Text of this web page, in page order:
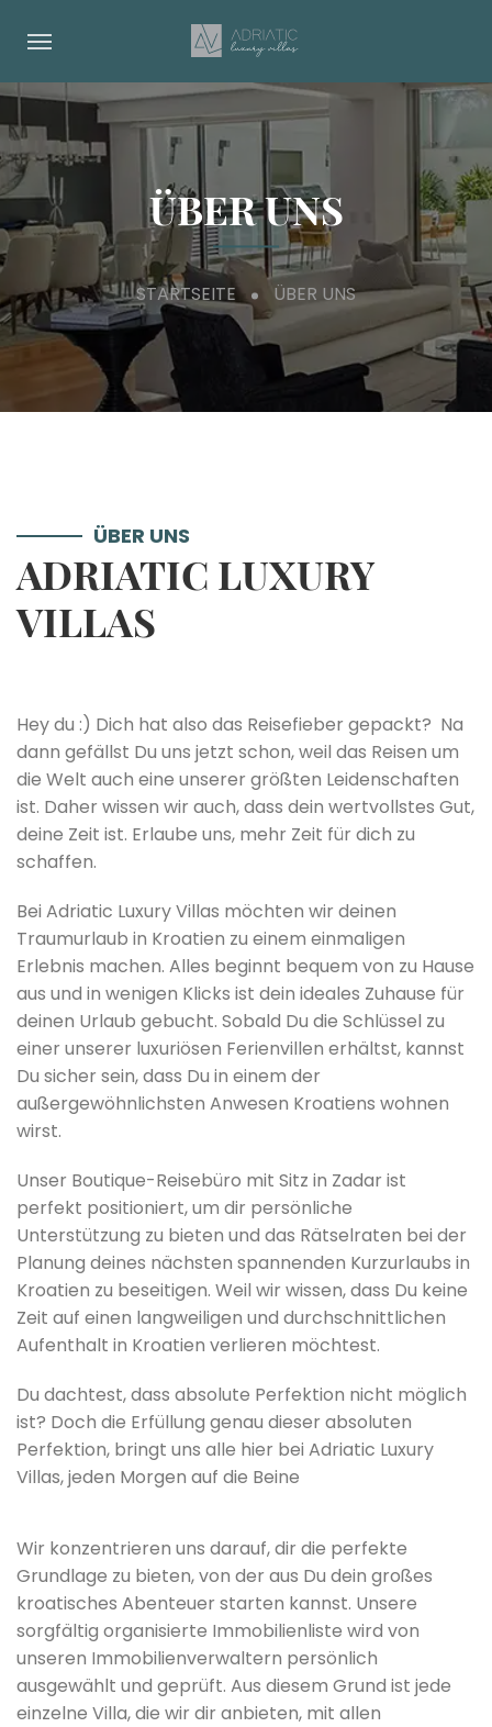
ÜBER UNS
STARTSEITE ÜBER UNS
ÜBER UNS
ADRIATIC LUXURY
VILLAS
Hey du :) Dich hat also das Reisefieber gepackt? Na
dann gefällst Du uns jetzt schon, weil das Reisen um
die Welt auch eine unserer größten Leidenschaften
ist. Daher wissen wir auch, dass dein wertvollstes Gut,
deine Zeit ist. Erlaube uns, mehr Zeit für dich zu
schaffen.
Bei Adriatic Luxury Villas möchten wir deinen
Traumurlaub in Kroatien zu einem einmaligen
Erlebnis machen. Alles beginnt bequem von zu Hause
aus und in wenigen Klicks ist dein ideales Zuhause für
deinen Urlaub gebucht. Sobald Du die Schlüssel zu
einer unserer luxuriösen Ferienvillen erhältst, kannst
Du sicher sein, dass Du in einem der
außergewöhnlichsten Anwesen Kroatiens wohnen
wirst.
Unser Boutique-Reisebüro mit Sitz in Zadar ist
perfekt positioniert, um dir persönliche
Unterstützung zu bieten und das Rätselraten bei der
Planung deines nächsten spannenden Kurzurlaubs in
Kroatien zu beseitigen. Weil wir wissen, dass Du keine
Zeit auf einen langweiligen und durchschnittlichen
Aufenthalt in Kroatien verlieren möchtest.
Du dachtest, dass absolute Perfektion nicht möglich
ist? Doch die Erfüllung genau dieser absoluten
Perfektion, bringt uns alle hier bei Adriatic Luxury
Villas, jeden Morgen auf die Beine
Wir konzentrieren uns darauf, dir die perfekte
Grundlage zu bieten, von der aus Du dein großes
kroatisches Abenteuer starten kannst. Unsere
sorgfältig organisierte Immobilienliste wird von
unseren Immobilienverwaltern persönlich
ausgewählt und geprüft. Aus diesem Grund ist jede
einzelne Villa, die wir dir anbieten, mit allen